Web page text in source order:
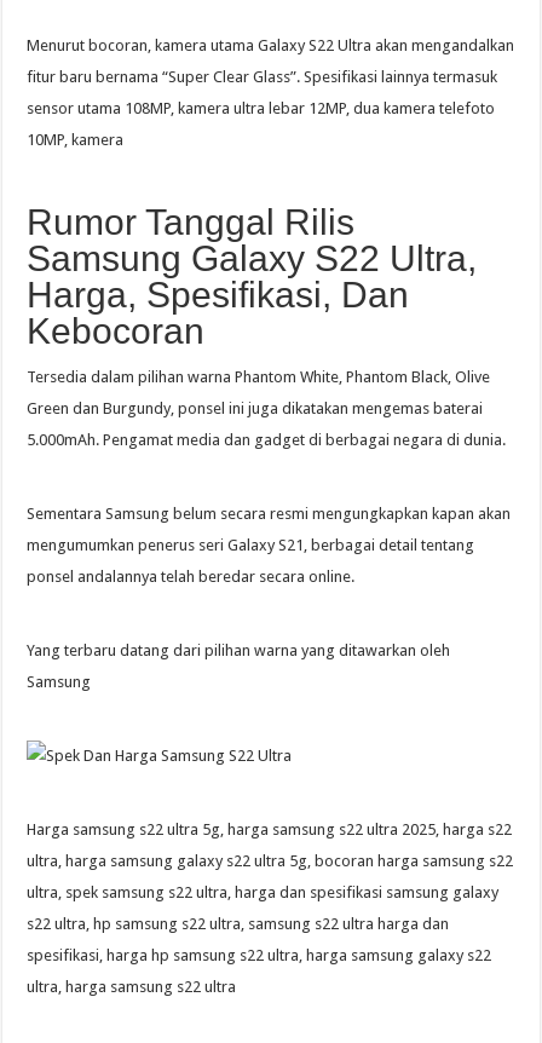
Menurut bocoran, kamera utama Galaxy S22 Ultra akan mengandalkan
fitur baru bernama “Super Clear Glass”. Spesifikasi lainnya termasuk
sensor utama 108MP, kamera ultra lebar 12MP, dua kamera telefoto
10MP, kamera
Rumor Tanggal Rilis
Samsung Galaxy S22 Ultra,
Harga, Spesifikasi, Dan
Kebocoran
Tersedia dalam pilihan warna Phantom White, Phantom Black, Olive
Green dan Burgundy, ponsel ini juga dikatakan mengemas baterai
5.000mAh. Pengamat media dan gadget di berbagai negara di dunia.
Sementara Samsung belum secara resmi mengungkapkan kapan akan
mengumumkan penerus seri Galaxy S21, berbagai detail tentang
ponsel andalannya telah beredar secara online.
Yang terbaru datang dari pilihan warna yang ditawarkan oleh
Samsung
Harga samsung s22 ultra 5g, harga samsung s22 ultra 2025, harga s22
ultra, harga samsung galaxy s22 ultra 5g, bocoran harga samsung s22
ultra, spek samsung s22 ultra, harga dan spesifikasi samsung galaxy
s22 ultra, hp samsung s22 ultra, samsung s22 ultra harga dan
spesifikasi, harga hp samsung s22 ultra, harga samsung galaxy s22
ultra, harga samsung s22 ultra